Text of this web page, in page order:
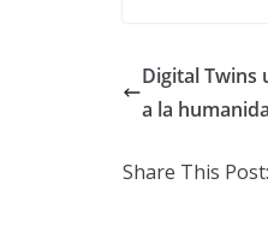
Digital Twins
a la
Share This Post: